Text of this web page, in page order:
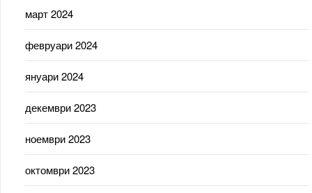
март 2024
февруари 2024
януари 2024
декември 2023
ноември 2023
октомври 2023